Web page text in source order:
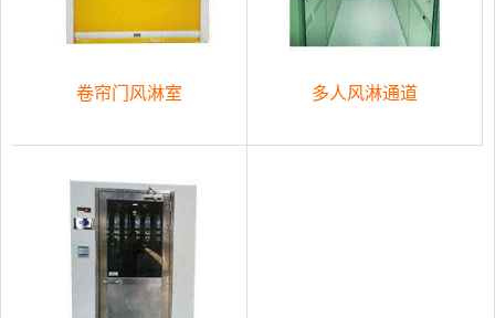
卷帘门风淋室 多人风淋通道